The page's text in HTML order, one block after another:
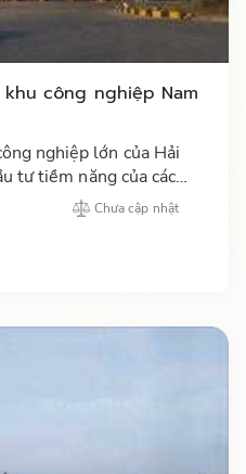
công nghiệp Nam
nghiệp lớn của Hải
tư tiềm năng của các
Bản, Hàn Quốc, Đài
Chưa cập nhật